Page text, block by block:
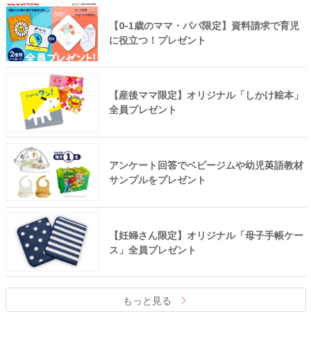
【0-1歳のママ・パパ限定】資料請求で育児
に役立つ！プレゼント
【産後ママ限定】オリジナル「しかけ絵本」
全員プレゼント
アンケート回答でベビージムや幼児英語教材
サンプルをプレゼント
【妊婦さん限定】オリジナル「母子手帳ケー
ス」全員プレゼント
もっと見る